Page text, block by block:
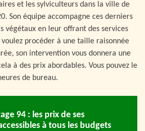
et les sylviculteurs dans la ville de
Son équipe accompagne ces derniers
végétaux en leur offrant des services
voulez procéder à une taille raisonnée
son intervention vous donnera une
à des prix abordables. Vous pouvez le
de bureau.
94 : les prix de ses
à tous les budgets